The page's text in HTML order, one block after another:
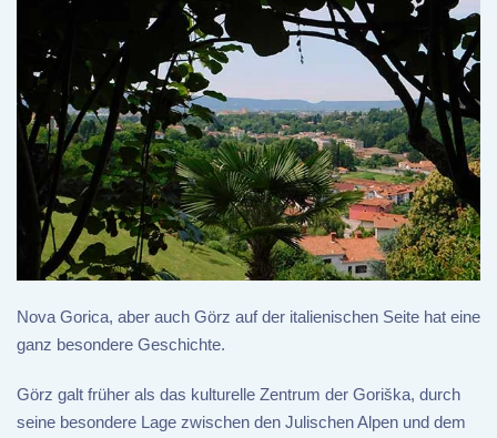
Nova Gorica, aber auch Görz auf der italienischen Seite hat eine
ganz besondere Geschichte.
Görz galt früher als das kulturelle Zentrum der Goriška, durch
seine besondere Lage zwischen den Julischen Alpen und dem